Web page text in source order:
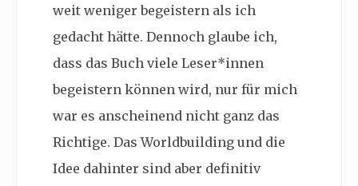
weit weniger begeistern als ich
gedacht hätte. Dennoch glaube ich,
dass das Buch viele Leser*innen
begeistern können wird, nur für mich
war es anscheinend nicht ganz das
Richtige. Das Worldbuilding und die
Idee dahinter sind aber definitiv